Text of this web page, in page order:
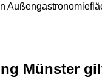
Münster